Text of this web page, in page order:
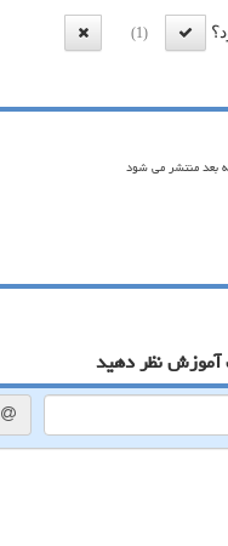
(1)
بعد منتشر می شود
آموزشنظر دهید